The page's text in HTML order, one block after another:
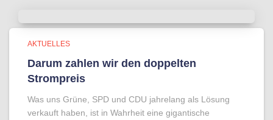
AKTUELLES
Darum zahlen wir den doppelten
Strompreis
Was uns Grüne, SPD und CDU jahrelang als Lösung
verkauft haben, ist in Wahrheit eine gigantische